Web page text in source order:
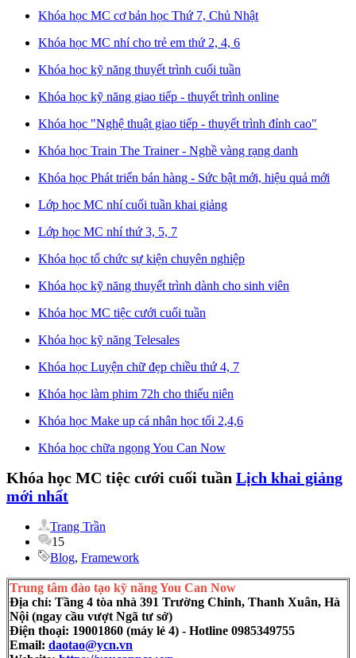
Khóa học MC cơ bản học Thứ 7, Chủ Nhật
Khóa học MC nhí cho trẻ em thứ 2, 4, 6
Khóa học kỹ năng thuyết trình cuối tuần
Khóa học kỹ năng giao tiếp - thuyết trình online
Khóa học "Nghệ thuật giao tiếp - thuyết trình đỉnh cao"
Khóa học Train The Trainer - Nghề vàng rạng danh
Khóa học Phát triển bán hàng - Sức bật mới, hiệu quả mới
Lớp học MC nhí cuối tuần khai giảng
Lớp học MC nhí thứ 3, 5, 7
Khóa học tổ chức sự kiện chuyên nghiệp
Khóa học kỹ năng thuyết trình dành cho sinh viên
Khóa học MC tiệc cưới cuối tuần
Khóa học kỹ năng Telesales
Khóa học Luyện chữ đẹp chiều thứ 4, 7
Khóa học làm phim 72h cho thiếu niên
Khóa học Make up cá nhân học tối 2,4,6
Khóa học chữa ngọng You Can Now
Khóa học MC tiệc cưới cuối tuần Lịch khai giảng
mới nhất
Trang Trần
15
Blog, Framework
Trung tâm đào tạo kỹ năng You Can Now
Địa chỉ: Tầng 4 tòa nhà 391 Trường Chinh, Thanh Xuân, Hà
Nội (ngay cầu vượt Ngã tư sở)
Điện thoại: 19001860 (máy lẻ 4) - Hotline 0985349755
Email: daotao@ycn.vn